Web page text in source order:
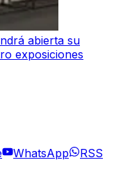
abierta su
exposiciones
WhatsApp RSS